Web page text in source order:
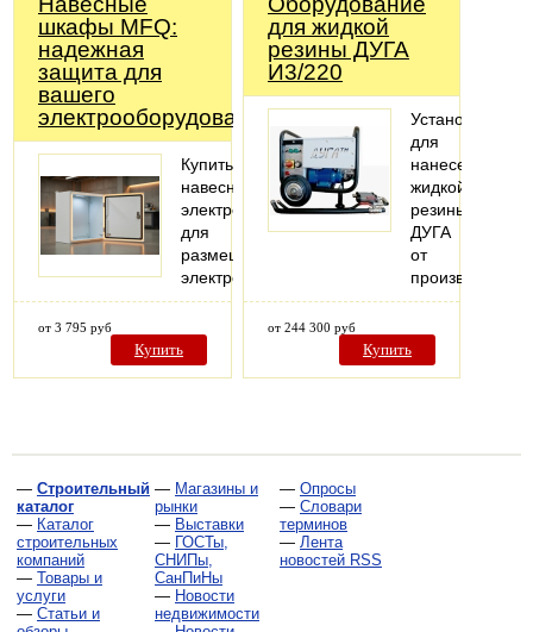
шкафы MFQ:
надежная
защита для
вашего
электрооборудования
Купить
навесной
электрошкаф
для
размещения
электрооборудования
от 3 795 руб
Купить
для жидкой
резины ДУГА
И3/220
Установка
для
нанесения
жидкой
резины
ДУГА
от
производителя
от 244 300 руб
Купить
— Строительный
каталог
— Каталог
строительных
компаний
— Товары и
услуги
— Статьи и
— Магазины и
рынки
— Выставки
— ГОСТы,
СНИПы,
СанПиНы
— Новости
недвижимости
— Опросы
— Словари
терминов
— Лента
новостей RSS